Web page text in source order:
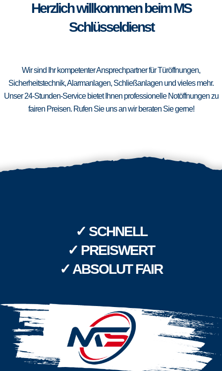
Herzlich willkommen beim MS
Schlüsseldienst
Wir sind Ihr kompetenter Ansprechpartner für Türöffnungen,
Sicherheitstechnik, Alarmanlagen, Schließanlagen und vieles mehr.
Unser 24-Stunden-Service bietet Ihnen professionelle Notöffnungen zu
fairen Preisen. Rufen Sie uns an wir beraten Sie gerne!
✓ SCHNELL
✓ PREISWERT
✓ ABSOLUT FAIR